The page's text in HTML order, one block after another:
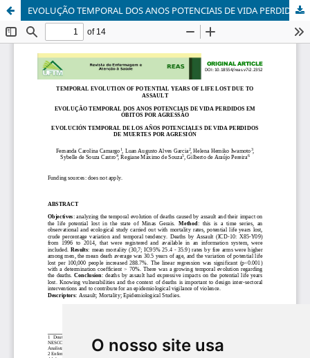
O nosso site usa
EVOLUÇÃO TEMPORAL DOS ANOS POTENCIAIS DE VIDA PERDIDOS EM ÓBITOS POR AGRESSÃO